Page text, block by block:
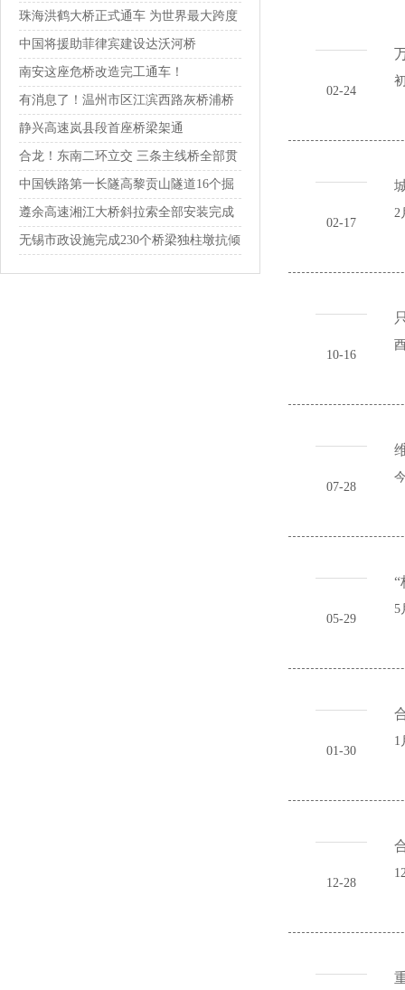
珠海洪鹤大桥正式通车 为世界最大跨度
串联...
中国将援助菲律宾建设达沃河桥
南安这座危桥改造完工通车！
有消息了！温州市区江滨西路灰桥浦桥
预计1...
静兴高速岚县段首座桥梁架通
合龙！东南二环立交 三条主线桥全部贯
通
中国铁路第一长隧高黎贡山隧道16个掘
进通...
遵余高速湘江大桥斜拉索全部安装完成
无锡市政设施完成230个桥梁独柱墩抗倾
02-24
02-17
2
10-16
07-28
05-29
“
5
01-30
1
12-28